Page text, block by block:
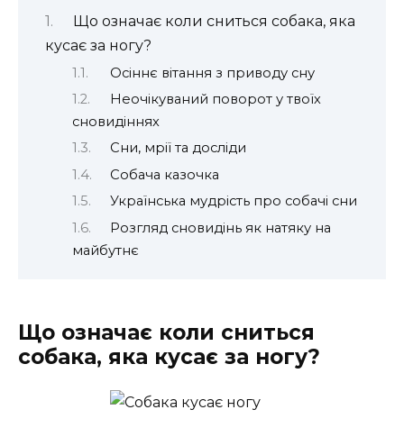
Що означає коли сниться собака, яка
кусає за ногу?
Осіннє вітання з приводу сну
Неочікуваний поворот у твоїх
сновидіннях
Сни, мрії та досліди
Собача казочка
Українська мудрість про собачі сни
Розгляд сновидінь як натяку на
майбутнє
Що означає коли сниться
собака, яка кусає за ногу?